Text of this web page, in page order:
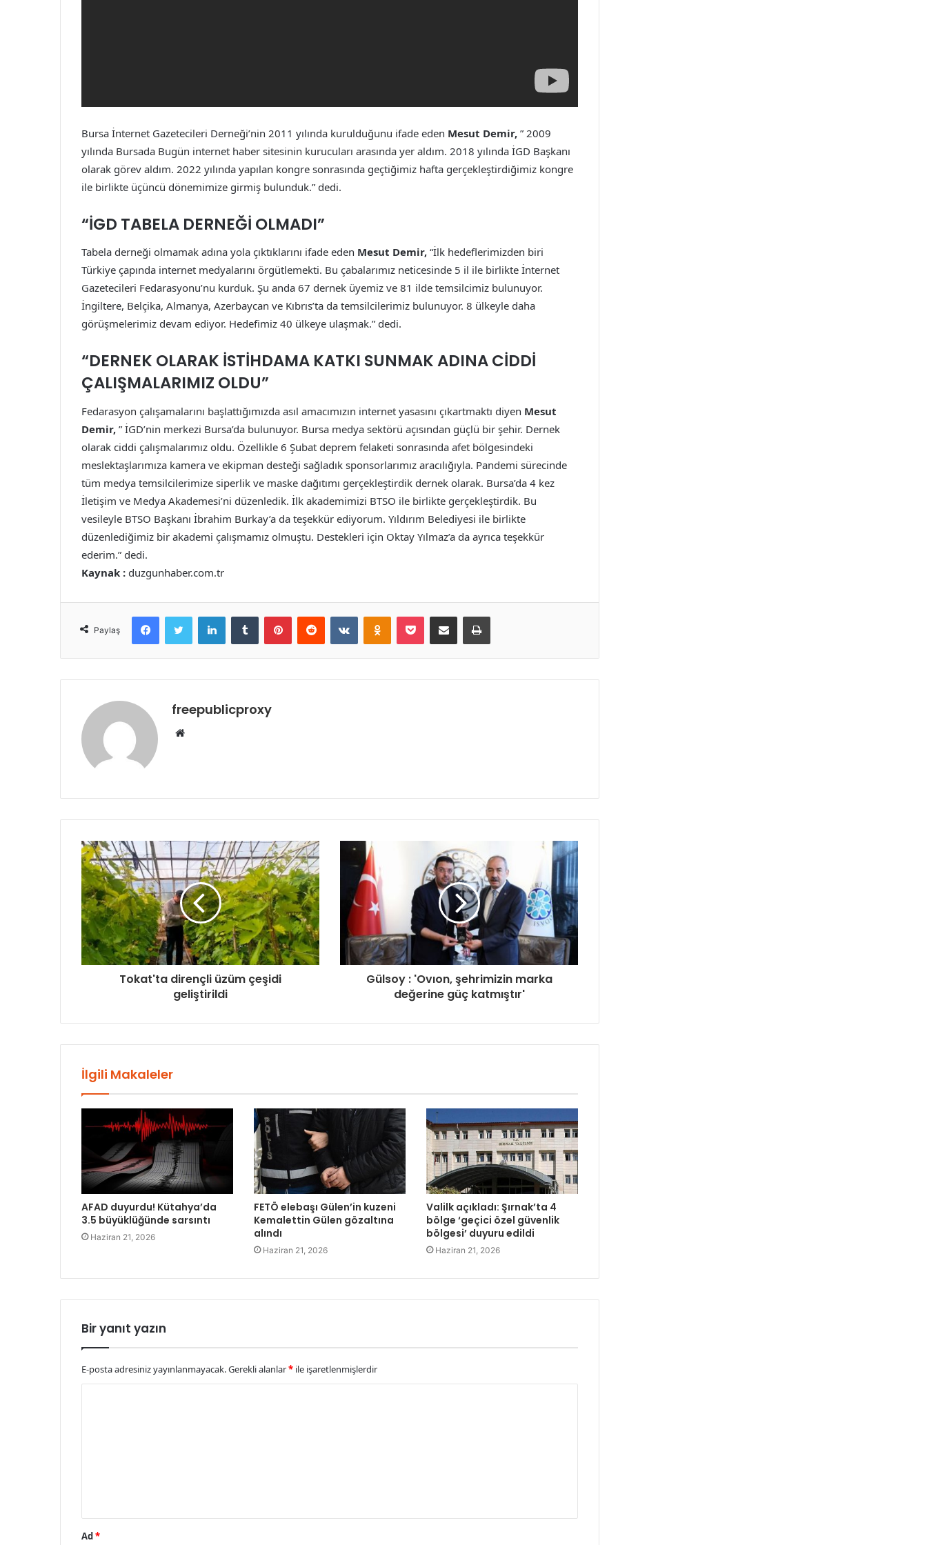
Bursa İnternet Gazetecileri Derneği’nin 2011 yılında kurulduğunu ifade eden Mesut Demir, ” 2009
yılında Bursada Bugün internet haber sitesinin kurucuları arasında yer aldım. 2018 yılında İGD Başkanı
olarak görev aldım. 2022 yılında yapılan kongre sonrasında geçtiğimiz hafta gerçekleştirdiğimiz kongre
ile birlikte üçüncü dönemimize girmiş bulunduk.” dedi.
“İGD TABELA DERNEĞİ OLMADI”
Tabela derneği olmamak adına yola çıktıklarını ifade eden Mesut Demir, “İlk hedeflerimizden biri
Türkiye çapında internet medyalarını örgütlemekti. Bu çabalarımız neticesinde 5 il ile birlikte İnternet
Gazetecileri Fedarasyonu’nu kurduk. Şu anda 67 dernek üyemiz ve 81 ilde temsilcimiz bulunuyor.
İngiltere, Belçika, Almanya, Azerbaycan ve Kıbrıs’ta da temsilcilerimiz bulunuyor. 8 ülkeyle daha
görüşmelerimiz devam ediyor. Hedefimiz 40 ülkeye ulaşmak.” dedi.
“DERNEK OLARAK İSTİHDAMA KATKI SUNMAK ADINA CİDDİ
ÇALIŞMALARIMIZ OLDU”
Fedarasyon çalışamalarını başlattığımızda asıl amacımızın internet yasasını çıkartmaktı diyen Mesut
Demir, ” İGD’nin merkezi Bursa’da bulunuyor. Bursa medya sektörü açısından güçlü bir şehir. Dernek
olarak ciddi çalışmalarımız oldu. Özellikle 6 Şubat deprem felaketi sonrasında afet bölgesindeki
meslektaşlarımıza kamera ve ekipman desteği sağladık sponsorlarımız aracılığıyla. Pandemi sürecinde
tüm medya temsilcilerimize siperlik ve maske dağıtımı gerçekleştirdik dernek olarak. Bursa’da 4 kez
İletişim ve Medya Akademesi’ni düzenledik. İlk akademimizi BTSO ile birlikte gerçekleştirdik. Bu
vesileyle BTSO Başkanı İbrahim Burkay’a da teşekkür ediyorum. Yıldırım Belediyesi ile birlikte
düzenlediğimiz bir akademi çalışmamız olmuştu. Destekleri için Oktay Yılmaz’a da ayrıca teşekkür
ederim.” dedi.
Kaynak : duzgunhaber.com.tr
Paylaş
FacebookTwitter LinkedInTumblr PinterestReddit VKontakteOdnoklassniki
Pocket E-Posta ile paylaş Yazdır
freepublicproxy
Web
Tokat'ta dirençli üzüm çeşidi
geliştirildi
Gülsoy : 'Ovıon, şehrimizin marka
değerine güç katmıştır'
İlgili Makaleler
AFAD duyurdu! Kütahya’da
3.5 büyüklüğünde sarsıntı
Haziran 21, 2026
FETÖ elebaşı Gülen’in kuzeni
Kemalettin Gülen gözaltına
alındı
Haziran 21, 2026
Valilk açıkladı: Şırnak’ta 4
bölge ‘geçici özel güvenlik
bölgesi’ duyuru edildi
Haziran 21, 2026
Bir yanıt yazın
E-posta adresiniz yayınlanmayacak.Gerekli alanlar* ile işaretlenmişlerdir
Ad*